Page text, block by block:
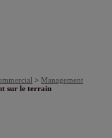
> Management
sur le terrain